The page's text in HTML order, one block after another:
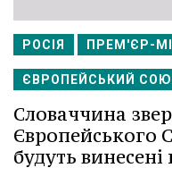
РОСІЯ ПРЕМ'ЄР-
ЄВРОПЕЙСЬКИЙ
Словаччина
Європейського
будуть